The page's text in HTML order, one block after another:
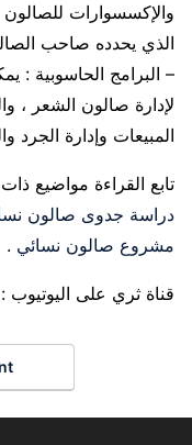
والإكسسوارات
الذي يحدده صاحب
– البرامج الحاسوبية :
لإدارة صالون الشعر ،
المبيعات وإدارة الجرد
تابع القراءة مواضيع
دراسة جدوى صالون
مشروع صالون نسائي .
قناة ثري على اليوتيوب :